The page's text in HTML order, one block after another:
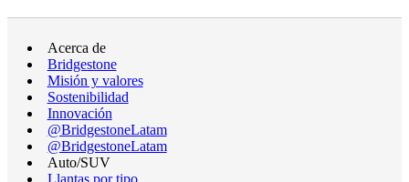
Acerca de
Bridgestone
Misión y valores
Sostenibilidad
Innovación
@BridgestoneLatam
@BridgestoneLatam
Auto/SUV
Llantas por tipo